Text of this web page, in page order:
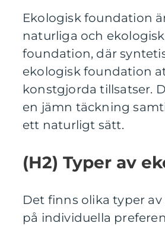
Ekologisk foundation
naturliga och
foundation, där
ekologisk foundation
konstgjorda tillsatser.
en jämn täckning
ett naturligt sätt.
(H2) Typer av
Det finns olika typer
på individuella